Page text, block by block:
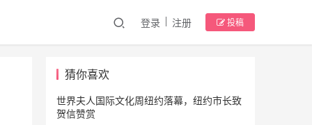
登录 注册 投稿
猜你喜欢
世界夫人国际文化周纽约落幕，纽约市长致
贺信赞赏